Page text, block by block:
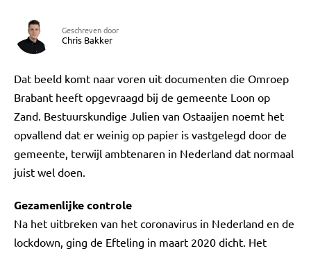
Geschreven door
Chris Bakker
Dat beeld komt naar voren uit documenten die Omroep
Brabant heeft opgevraagd bij de gemeente Loon op
Zand. Bestuurskundige Julien van Ostaaijen noemt het
opvallend dat er weinig op papier is vastgelegd door de
gemeente, terwijl ambtenaren in Nederland dat normaal
juist wel doen.
Gezamenlijke controle
Na het uitbreken van het coronavirus in Nederland en de
lockdown, ging de Efteling in maart 2020 dicht. Het